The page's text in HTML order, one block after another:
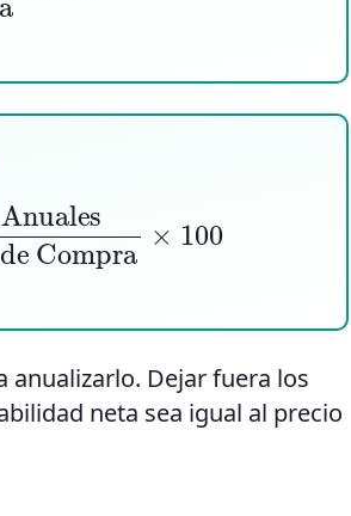
de Compra
Dejar fuera los
neta sea igual al precio